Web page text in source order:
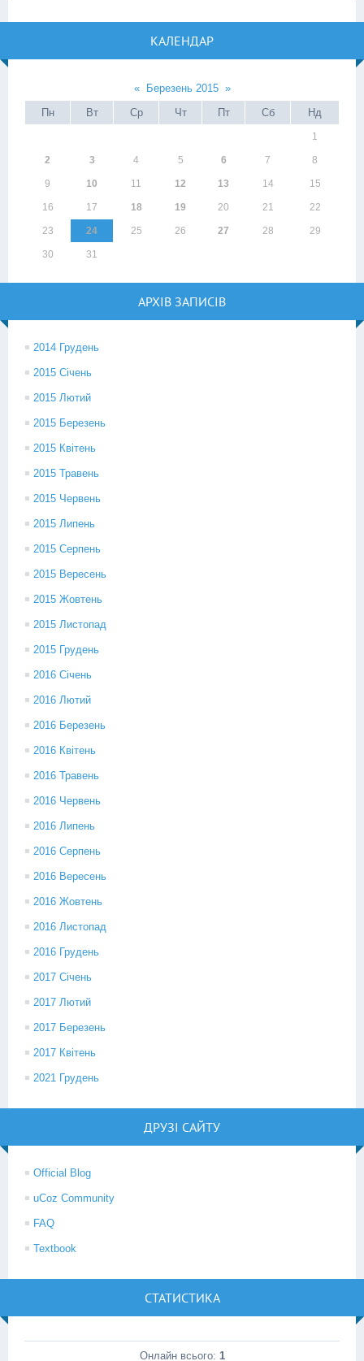
КАЛЕНДАР
« Березень 2015 »
Пн
Вт Ср Чт Пт Сб Нд
1
2 3 4 5 6 7 8
9 10 11 12 13 14 15
16 17 18 19 20 21 22
23 24 25 26 27 28 29
30 31
АРХІВ ЗАПИСІВ
2014 Грудень
2015 Січень
2015 Лютий
2015 Березень
2015 Квітень
2015 Травень
2015 Червень
2015 Липень
2015 Серпень
2015 Вересень
2015 Жовтень
2015 Листопад
2015 Грудень
2016 Січень
2016 Лютий
2016 Березень
2016 Квітень
2016 Травень
2016 Червень
2016 Липень
2016 Серпень
2016 Вересень
2016 Жовтень
2016 Листопад
2016 Грудень
2017 Січень
2017 Лютий
2017 Березень
2017 Квітень
2021 Грудень
ДРУЗІ САЙТУ
Official Blog
uCoz Community
FAQ
Textbook
СТАТИСТИКА
Онлайн всього: 1